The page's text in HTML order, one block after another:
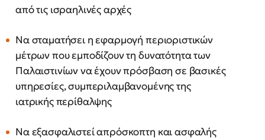
από τις ισραηλινές αρχές
Να σταματήσει η εφαρμογή περιοριστικών
μέτρων που εμποδίζουν τη δυνατότητα των
Παλαιστινίων να έχουν πρόσβαση σε βασικές
υπηρεσίες, συμπεριλαμβανομένης της
ιατρικής περίθαλψης
Να εξασφαλιστεί απρόσκοπτη και ασφαλής